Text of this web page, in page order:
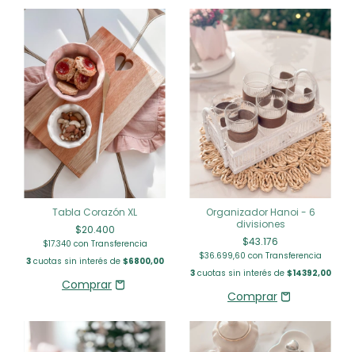
Tabla Corazón XL
$20.400
$17.340 con Transferencia
3cuotas sin interés de $6800,00
Organizador Hanoi - 6
divisiones
$43.176
$36.699,60 con Transferencia
3cuotas sin interés de $14392,00